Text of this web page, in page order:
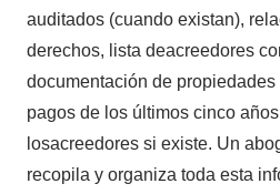
auditados (cuando existan),
derechos, lista deacreedores
documentación de
pagos de los últimos cinco
losacreedores si existe. Un
recopila y organiza toda esta